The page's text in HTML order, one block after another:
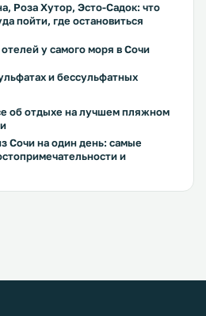
Роза Хутор, Эсто-Садок: что
пойти, где остановиться
у самого моря в Сочи
и бессульфатных
об отдыхе на лучшем пляжном
Сочи на один день: самые
и